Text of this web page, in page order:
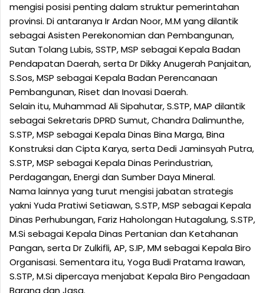
mengisi posisi penting dalam struktur pemerintahan
provinsi. Di antaranya Ir Ardan Noor, M.M yang dilantik
sebagai Asisten Perekonomian dan Pembangunan,
Sutan Tolang Lubis, SSTP, MSP sebagai Kepala Badan
Pendapatan Daerah, serta Dr Dikky Anugerah Panjaitan,
S.Sos, MSP sebagai Kepala Badan Perencanaan
Pembangunan, Riset dan Inovasi Daerah.
Selain itu, Muhammad Ali Sipahutar, S.STP, MAP dilantik
sebagai Sekretaris DPRD Sumut, Chandra Dalimunthe,
S.STP, MSP sebagai Kepala Dinas Bina Marga, Bina
Konstruksi dan Cipta Karya, serta Dedi Jaminsyah Putra,
S.STP, MSP sebagai Kepala Dinas Perindustrian,
Perdagangan, Energi dan Sumber Daya Mineral.
Nama lainnya yang turut mengisi jabatan strategis
yakni Yuda Pratiwi Setiawan, S.STP, MSP sebagai Kepala
Dinas Perhubungan, Fariz Haholongan Hutagalung, S.STP,
M.Si sebagai Kepala Dinas Pertanian dan Ketahanan
Pangan, serta Dr Zulkifli, AP, S.IP, MM sebagai Kepala Biro
Organisasi. Sementara itu, Yoga Budi Pratama Irawan,
S.STP, M.Si dipercaya menjabat Kepala Biro Pengadaan
Barang dan Jasa.